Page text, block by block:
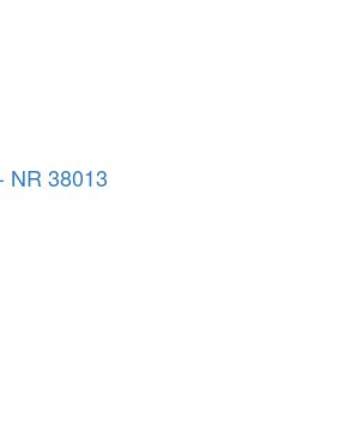
NR 38013